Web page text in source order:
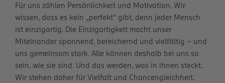
Für uns zählen Persönlichkeit und Motivation. Wir
wissen, dass es kein „perfekt“ gibt, denn jeder Mensch
ist einzigartig. Die Einzigartigkeit macht unser
Miteinander spannend, bereichernd und vielfältig – und
uns gemeinsam stark. Alle können deshalb bei uns so
sein, wie sie sind. Und das werden, was in ihnen steckt.
Wir stehen daher für Vielfalt und Chancengleichheit.